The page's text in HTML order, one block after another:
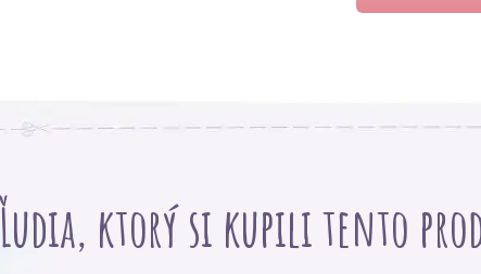
Ľudia, ktorý si kupili tento